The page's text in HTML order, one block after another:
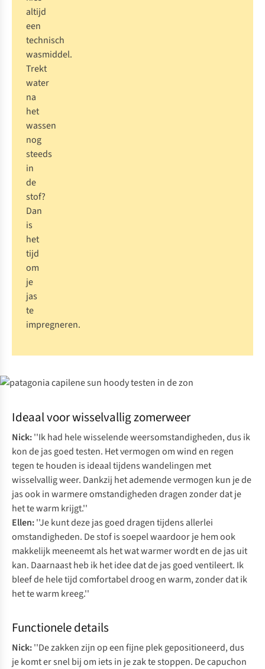
altijd
een
technisch
wasmiddel.
Trekt
water
na
het
wassen
nog
steeds
in
de
stof?
Dan
is
het
tijd
om
je
jas
te
impregneren.
Ideaal voor wisselvallig zomerweer
Nick:''Ik had hele wisselende weersomstandigheden, dus ik
kon de jas goed testen. Het vermogen om wind en regen
tegen te houden is ideaal tijdens wandelingen met
wisselvallig weer. Dankzij het ademende vermogen kun je de
jas ook in warmere omstandigheden dragen zonder dat je
het te warm krijgt.''
Ellen:''Je kunt deze jas goed dragen tijdens allerlei
omstandigheden. De stof is soepel waardoor je hem ook
makkelijk meeneemt als het wat warmer wordt en de jas uit
kan. Daarnaast heb ik het idee dat de jas goed ventileert. Ik
bleef de hele tijd comfortabel droog en warm, zonder dat ik
het te warm kreeg.''
Functionele details
Nick:''De zakken zijn op een fijne plek gepositioneerd, dus
je komt er snel bij om iets in je zak te stoppen. De capuchon